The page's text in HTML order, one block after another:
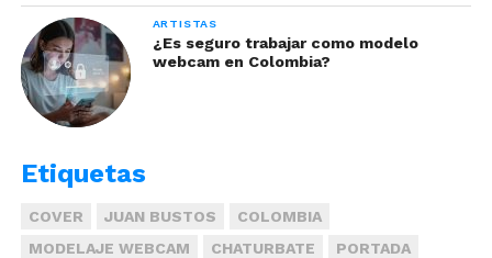
No olvides que leyendo acerca del tema puedes
tener un poco más de consciencia al manejarlo.
Ser artista web también implica que
aprendizaje. Nada que ayude en tu crecimiento
sobra.
ARTISTAS
¿Es seguro trabajar como modelo
webcam en Colombia?
Etiquetas
COVER JUAN BUSTOS
COLOMBIA
MODELAJE WEBCAM
CHATURBATE
PORTADA